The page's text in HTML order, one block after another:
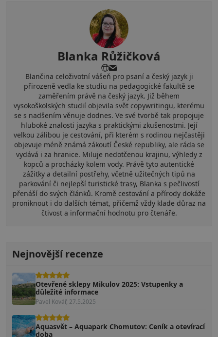
Blanka Růžičková
Blančina celoživotní vášeň pro psaní a český jazyk ji
přirozeně vedla ke studiu na pedagogické fakultě se
zaměřením právě na český jazyk. Již během
vysokoškolských studií objevila svět copywritingu, kterému
se s nadšením věnuje dodnes. Ve své tvorbě tak propojuje
hluboké znalosti jazyka s praktickými zkušenostmi. Její
velkou zálibou je cestování, při kterém s rodinou nejčastěji
objevuje méně známá zákoutí České republiky, ale ráda se
vydává i za hranice. Miluje nedotčenou krajinu, výhledy z
kopců a procházky kolem vody. Právě tyto autentické
zážitky a detailní postřehy, včetně užitečných tipů na
parkování či nejlepší turistické trasy, Blanka s pečlivostí
přenáší do svých článků. Kromě cestování a přírody dokáže
proniknout i do dalších témat, přičemž vždy klade důraz na
čtivost a informační hodnotu pro čtenáře.
Nejnovější recenze
Otevřené sklepy Mikulov 2025: Vstupenky a
důležité informace
Pavel Kovář, 27.5.2025
Aquasvět – Aquapark Chomutov: Ceník a otevírací
doba